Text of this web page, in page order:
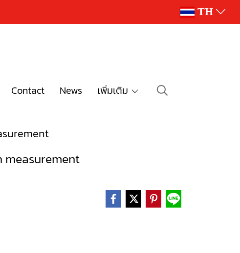
TH
Contact News เพิ่มเติม
measurement